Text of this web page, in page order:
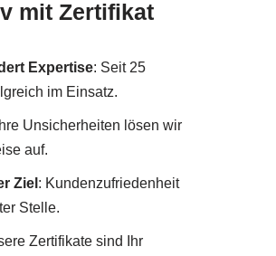
mit Zertifikat
Expertise: Seit 25
im Einsatz.
Unsicherheiten lösen wir
auf.
Ziel : Kundenzufriedenheit
Stelle.
Zertifikate sind Ihr